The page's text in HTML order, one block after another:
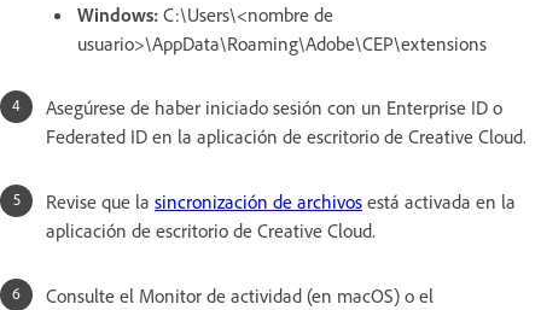
Windows: C:\Users\<nombre de
usuario>\AppData\Roaming\Adobe\CEP\extensions
Asegúrese de haber iniciado sesión con un Enterprise ID o
Federated ID en la aplicación de escritorio de Creative Cloud.
Revise que la sincronización de archivos está activada en la
aplicación de escritorio de Creative Cloud.
Consulte el Monitor de actividad (en macOS) o el